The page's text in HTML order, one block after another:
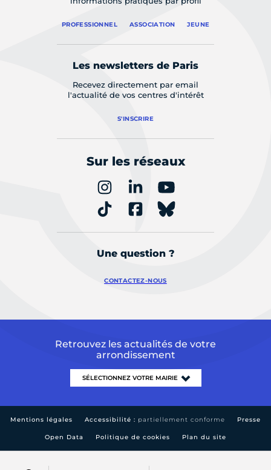
PROFESSIONNEL ASSOCIATION JEUNE
Les newsletters de Paris
Recevez directement par email
l'actualité de vos centres d'intérêt
S'INSCRIRE
Sur les réseaux
Une question ?
CONTACTEZ-NOUS
Retrouvez les actualités de votre
arrondissement
Mentions légales Accessibilité : partiellement conforme Presse
Open Data Politique de cookies Plan du site